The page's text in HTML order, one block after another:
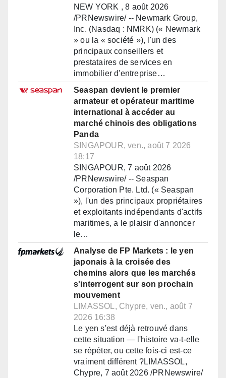
NEW YORK , 8 août 2026
/PRNewswire/ -- Newmark Group,
Inc. (Nasdaq : NMRK) (« Newmark
» ou la « société »), l'un des
principaux conseillers et
prestataires de services en
immobilier d'entreprise…
Seaspan devient le premier
armateur et opérateur maritime
international à accéder au
marché chinois des obligations
Panda
SINGAPOUR, ven., août 7 2026
18:17
SINGAPOUR, 7 août 2026
/PRNewswire/ -- Seaspan
Corporation Pte. Ltd. (« Seaspan
»), l'un des principaux propriétaires
et exploitants indépendants d'actifs
maritimes, a le plaisir d'annoncer
le…
Analyse de FP Markets : le yen
japonais à la croisée des
chemins alors que les marchés
s'interrogent sur son prochain
mouvement
LIMASSOL, Chypre, ven., août 7
2026 16:38
Le yen s'est déjà retrouvé dans
cette situation — l'histoire va-t-elle
se répéter, ou cette fois-ci est-ce
vraiment différent ?LIMASSOL,
Chypre, 7 août 2026 /PRNewswire/